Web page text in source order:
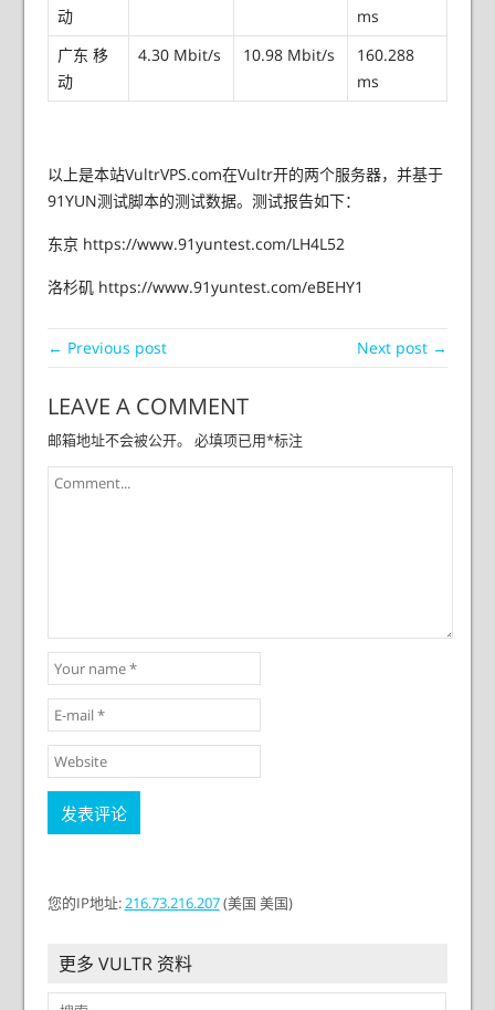
动
ms
广东 移
动
4.30 Mbit/s 10.98 Mbit/s
160.288
ms
以上是本站VultrVPS.com在Vultr开的两个服务器，并基于
91YUN测试脚本的测试数据。测试报告如下：
东京 https://www.91yuntest.com/LH4L52
洛杉矶 https://www.91yuntest.com/eBEHY1
← Previous post Next post →
LEAVE A COMMENT
邮箱地址不会被公开。 必填项已用*标注
您的IP地址:216.73.216.207(美国 美国)
更多 VULTR 资料